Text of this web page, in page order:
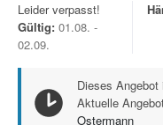
Leider verpasst!
Gültig: 01.08. -
02.09.
Dieses
Aktuelle
Ostermann